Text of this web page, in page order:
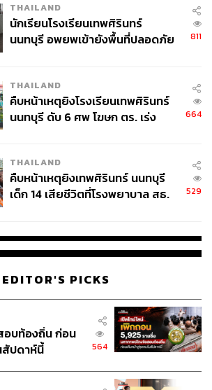
THAILAND
นักเรียนโรงเรียนเทพศิรินทร์
นนทบุรี อพยพเข้ายังพื้นที่ปลอดภัย
811
THAILAND
คืบหน้าเหตุยิงโรงเรียนเทพศิรินทร์
นนทบุรี ดับ 6 ศพ โฆษก ตร. เร่ง
664
THAILAND
คืบหน้าเหตุยิงเทพศิรินทร์ นนทบุรี
เด็ก 14 เสียชีวิตที่โรงพยาบาล สธ.
529
EDITOR'S PICKS
อบท้องถิ่น ก่อน
สัปดาห์นี้
564